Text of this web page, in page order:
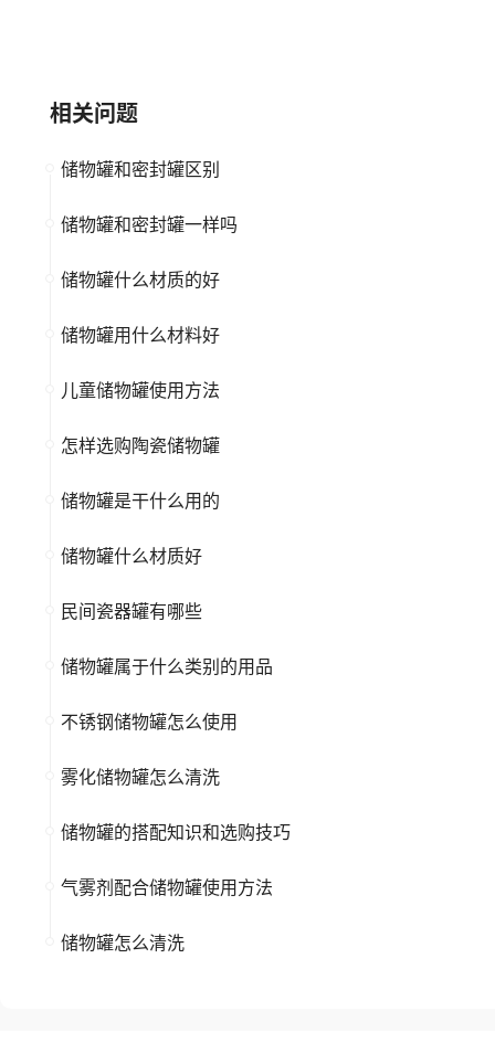
相关问题
储物罐和密封罐区别
储物罐和密封罐一样吗
储物罐什么材质的好
储物罐用什么材料好
儿童储物罐使用方法
怎样选购陶瓷储物罐
储物罐是干什么用的
储物罐什么材质好
民间瓷器罐有哪些
储物罐属于什么类别的用品
不锈钢储物罐怎么使用
雾化储物罐怎么清洗
储物罐的搭配知识和选购技巧
气雾剂配合储物罐使用方法
储物罐怎么清洗